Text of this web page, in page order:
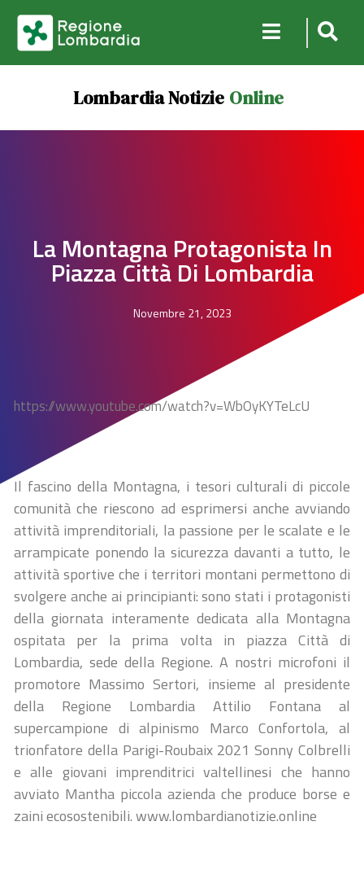
Lombardia Notizie Online
La Montagna Protagonista In
Piazza Città Di Lombardia
Novembre 21, 2023
https://www.youtube.com/watch?v=WbOyKYTeLcU
Il fascino della Montagna, i tesori culturali di piccole
comunità che riescono ad esprimersi anche avviando
attività imprenditoriali, la passione per le scalate e le
arrampicate ponendo la sicurezza davanti a tutto, le
attività sportive che i territori montani permettono di
svolgere anche ai principianti: sono stati i protagonisti
della giornata interamente dedicata alla Montagna
ospitata per la prima volta in piazza Città di
Lombardia, sede della Regione. A nostri microfoni il
promotore Massimo Sertori, insieme al presidente
della Regione Lombardia Attilio Fontana al
supercampione di alpinismo Marco Confortola, al
trionfatore della Parigi-Roubaix 2021 Sonny Colbrelli
e alle giovani imprenditrici valtellinesi che hanno
avviato Mantha piccola azienda che produce borse e
zaini ecosostenibili. www.lombardianotizie.online